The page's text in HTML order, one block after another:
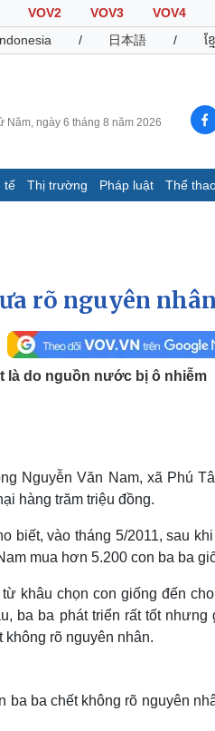
VOV2 VOV3 VOV4
/ 日本語 / ខ្ម
Năm, ngày 6 tháng 8 năm 2026
tế Thị trường Pháp luật Thể
Thể thao
Hậu trường
Ô
Văn hóa
Sân khấu - Điện ảnh
Âm nhạc
Di sản
rõ nguyên nhân
là do nguồn nước bị ô nhiễm
Nguyễn Văn Nam, xã Phú
hàng trăm triệu đồng.
biết, vào tháng 5/2011, sau
mua hơn 5.200 con ba ba
khâu chọn con giống đến
ba ba phát triển rất tốt nhưng
rõ nguyên nhân.
ba chết không rõ nguyên